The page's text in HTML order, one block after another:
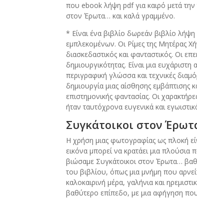
που ebook λήψη pdf για καιρό μετά
στον Έρωτα… και καλά γραμμένο.
* Είναι ένα βιβλίο δωρεάν βιβλίο
εμπλεκομένων. Οι Ρίμες της Μητέρας
διασκεδαστικός και φανταστικός. Οι
δημιουργικότητας. Είναι μια
περιγραφική γλώσσα και τεχνικές
δημιουργία μιας αίσθησης εμβάπτισης
επιστημονικής φαντασίας. Οι
ήταν ταυτόχρονα ευγενικά και
Συγκάτοικοι στον
Η χρήση μιας φωτογραφίας ως πλοκή
εικόνα μπορεί να κρατάει μια
βιώσαμε Συγκάτοικοι στον Έρωτα…
του βιβλίου, όπως μια μνήμη που
καλοκαιρινή μέρα, γαλήνια και
βαθύτερο επίπεδο, με μια αφήγηση